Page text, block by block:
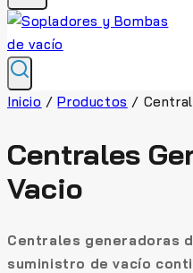
Inicio / Productos /
Centrales
Vacio
Centrales generadoras
suministro de vacío